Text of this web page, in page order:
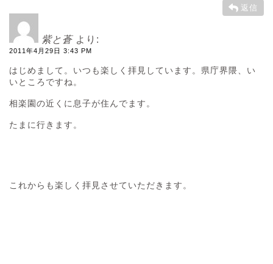
返信
紫と蒼 より:
2011年4月29日 3:43 PM
はじめまして。いつも楽しく拝見しています。県庁界隈、い
いところですね。
相楽園の近くに息子が住んでます。
たまに行きます。
これからも楽しく拝見させていただきます。